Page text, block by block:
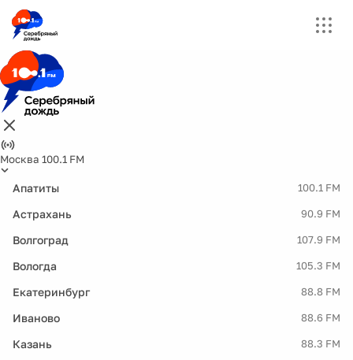
Москва 100.1 FM
Апатиты 100.1 FM
Астрахань 90.9 FM
Волгоград 107.9 FM
Вологда 105.3 FM
Екатеринбург 88.8 FM
Иваново 88.6 FM
Казань 88.3 FM